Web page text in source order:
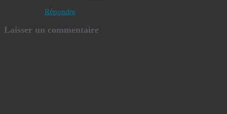
Répondre
Laisser un commentaire